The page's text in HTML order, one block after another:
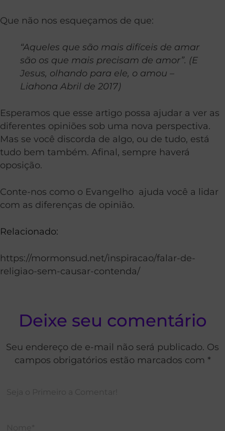
Que não nos esqueçamos de que:
“Aqueles que são mais difíceis de amar
são os que mais precisam de amor”. (E
Jesus, olhando para ele, o amou –
Liahona Abril de 2017)
Esperamos que esse artigo possa ajudar a ver as
diferentes opiniões sob uma nova perspectiva.
Mas se você discorda de algo, ou de tudo, está
tudo bem também. Afinal, sempre haverá
oposição.
Conte-nos como o Evangelho ajuda você a lidar
com as diferenças de opinião.
Relacionado:
https://mormonsud.net/inspiracao/falar-de-
religiao-sem-causar-contenda/
Deixe seu comentário
Seu endereço de e-mail não será publicado. Os
campos obrigatórios estão marcados com *